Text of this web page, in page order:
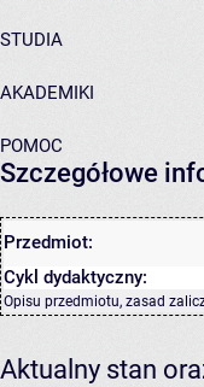
STUDIA
AKADEMIKI
POMOC
Szczegółowe
Przedmiot:
Cykl dydaktyczny:
Opisu przedmiotu, zasad
Aktualny stan